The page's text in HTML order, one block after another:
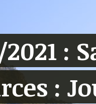
:
: